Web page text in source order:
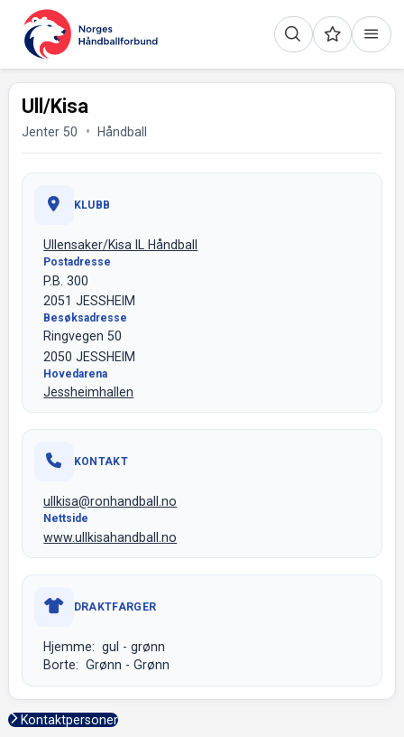
Ull/Kisa
Jenter 50 Håndball
KLUBB
Ullensaker/Kisa IL Håndball
Postadresse
P.B. 300
2051 JESSHEIM
Besøksadresse
Ringvegen 50
2050 JESSHEIM
Hovedarena
Jessheimhallen
KONTAKT
ullkisa@ronhandball.no
Nettside
www.ullkisahandball.no
DRAKTFARGER
Hjemme: gul - grønn
Borte: Grønn - Grønn
Kontaktpersoner